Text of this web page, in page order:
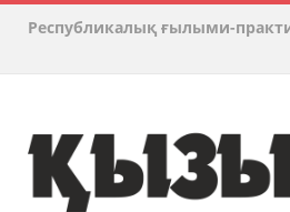
Республикалық ғылыми-